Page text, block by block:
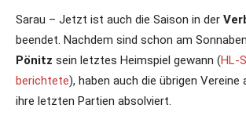
Sarau – Jetzt ist auch die Saison in der
beendet. Nachdem sind schon am
Pönitz sein letztes Heimspiel gewann (HL-
berichtete), haben auch die übrigen
ihre letzten Partien absolviert.